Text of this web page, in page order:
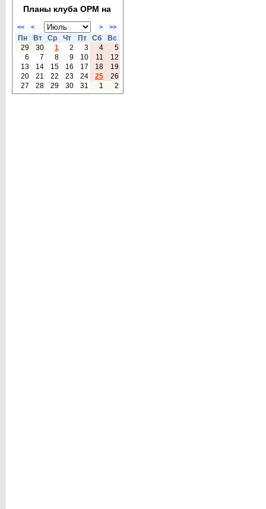
Планы клуба ОРМ на
<< < > >>
Пн Вт Ср Чт Пт Сб
Вс
29
30 1 2 3 4
5
6
7 8 9 10 11
12
13
14 15 16 17 18
19
20
21 22 23 24 25
26
27
28 29 30 31 1 2